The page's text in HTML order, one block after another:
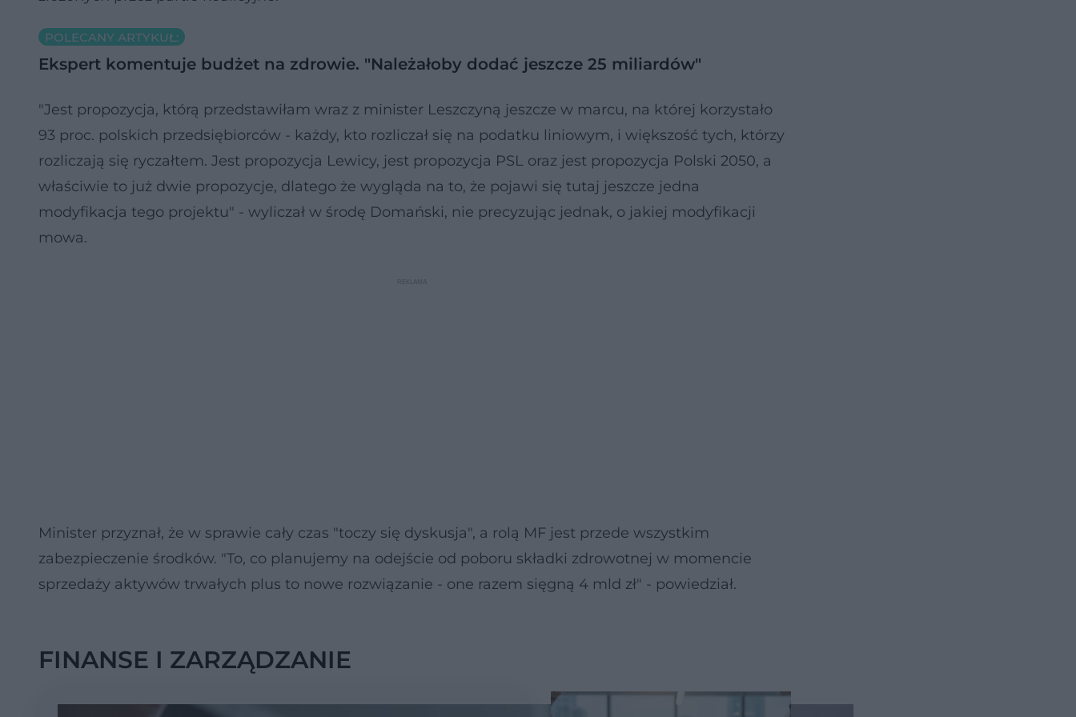
POLECANY ARTYKUŁ:
Ekspert komentuje budżet na zdrowie. "Należałoby dodać jeszcze 25 miliardów"
"Jest propozycja, którą przedstawiłam wraz z minister Leszczyną jeszcze w marcu, na której korzystało
93 proc. polskich przedsiębiorców - każdy, kto rozliczał się na podatku liniowym, i większość tych, którzy
rozliczają się ryczałtem. Jest propozycja Lewicy, jest propozycja PSL oraz jest propozycja Polski 2050, a
właściwie to już dwie propozycje, dlatego że wygląda na to, że pojawi się tutaj jeszcze jedna
modyfikacja tego projektu" - wyliczał w środę Domański, nie precyzując jednak, o jakiej modyfikacji
mowa.
Minister przyznał, że w sprawie cały czas "toczy się dyskusja", a rolą MF jest przede wszystkim
zabezpieczenie środków. "To, co planujemy na odejście od poboru składki zdrowotnej w momencie
sprzedaży aktywów trwałych plus to nowe rozwiązanie - one razem sięgną 4 mld zł" - powiedział.
FINANSE I ZARZĄDZANIE